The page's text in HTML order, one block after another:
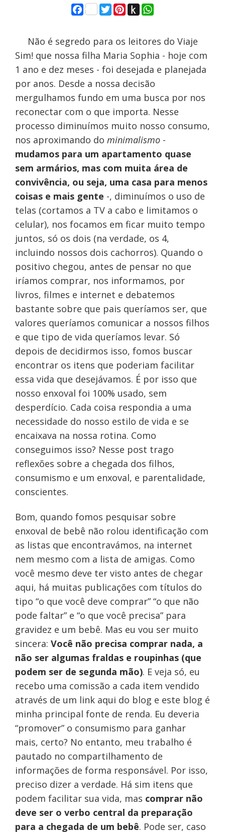
Facebook
Twitter
Pinterest
Push
to
WhatsApp
Não é segredo para os leitores do Viaje
Sim! que nossa filha Maria Sophia - hoje com
1 ano e dez meses - foi desejada e planejada
por anos. Desde a nossa decisão
mergulhamos fundo em uma busca por nos
reconectar com o que importa. Nesse
processo diminuímos muito nosso consumo,
nos aproximando do minimalismo-
mudamos para um apartamento quase
sem armários, mas com muita área de
convivência, ou seja, uma casa para menos
coisas e mais gente -, diminuímos o uso de
telas (cortamos a TV a cabo e limitamos o
celular), nos focamos em ficar muito tempo
juntos, só os dois (na verdade, os 4,
incluindo nossos dois cachorros). Quando o
positivo chegou, antes de pensar no que
iríamos comprar, nos informamos, por
livros, filmes e internet e debatemos
bastante sobre que pais queríamos ser, que
valores queríamos comunicar a nossos filhos
e que tipo de vida queríamos levar. Só
depois de decidirmos isso, fomos buscar
encontrar os itens que poderiam facilitar
essa vida que desejávamos. É por isso que
nosso enxoval foi 100% usado, sem
desperdício. Cada coisa respondia a uma
necessidade do nosso estilo de vida e se
encaixava na nossa rotina. Como
conseguimos isso? Nesse post trago
reflexões sobre a chegada dos filhos,
consumismo e um enxoval, e parentalidade,
conscientes.
Bom, quando fomos pesquisar sobre
enxoval de bebê não rolou identificação com
as listas que encontravámos, na internet
nem mesmo com a lista de amigas. Como
você mesmo deve ter visto antes de chegar
aqui, há muitas publicações com títulos do
tipo “o que você deve comprar” “o que não
pode faltar” e “o que você precisa” para
gravidez e um bebê. Mas eu vou ser muito
sincera: Você não precisa comprar nada, a
não ser algumas fraldas e roupinhas (que
podem ser de segunda mão). E veja só, eu
recebo uma comissão a cada item vendido
através de um link aqui do blog e este blog é
minha principal fonte de renda. Eu deveria
“promover” o consumismo para ganhar
mais, certo? No entanto, meu trabalho é
pautado no compartilhamento de
informações de forma responsável. Por isso,
preciso dizer a verdade. Há sim itens que
podem facilitar sua vida, mas comprar não
deve ser o verbo central da preparação
para a chegada de um bebê. Pode ser, caso